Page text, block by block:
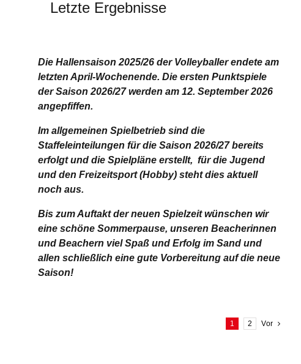
Letzte Ergebnisse
Die Hallensaison 2025/26 der Volleyballer endete am
letzten April-Wochenende. Die ersten Punktspiele
der Saison 2026/27 werden am 12. September 2026
angepfiffen.
Im allgemeinen Spielbetrieb sind die
Staffeleinteilungen für die Saison 2026/27 bereits
erfolgt und die Spielpläne erstellt, für die Jugend
und den Freizeitsport (Hobby) steht dies aktuell
noch aus.
Bis zum Auftakt der neuen Spielzeit wünschen wir
eine schöne Sommerpause, unseren Beacherinnen
und Beachern viel Spaß und Erfolg im Sand und
allen schließlich eine gute Vorbereitung auf die neue
Saison!
1 2 Vor